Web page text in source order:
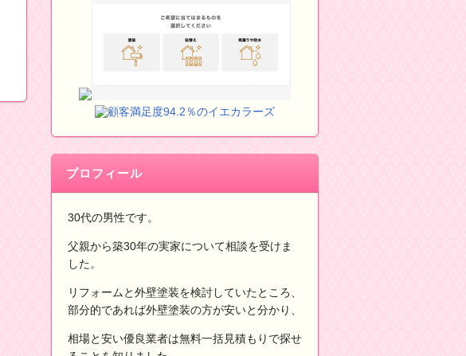
顧客満足度94.2％のイエカラーズ
プロフィール
30代の男性です。
父親から築30年の実家について相談を受けま
した。
リフォームと外壁塗装を検討していたところ、
部分的であれば外壁塗装の方が安いと分かり、
相場と安い優良業者は無料一括見積もりで探せ